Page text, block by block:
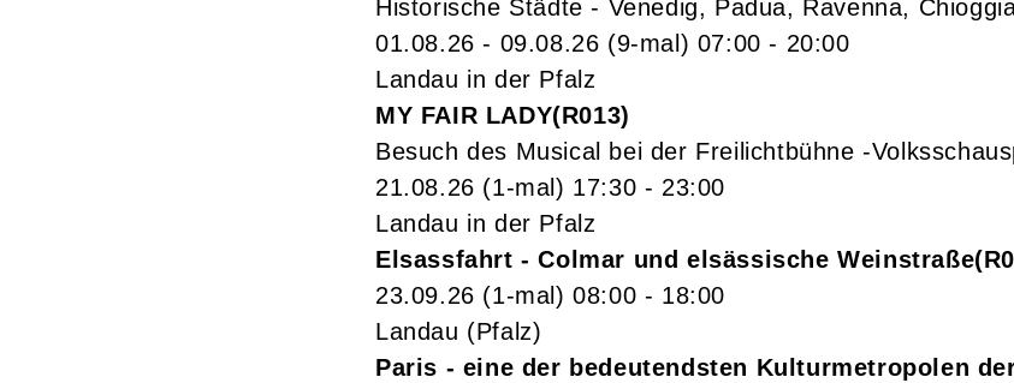
Historische Städte - Venedig, Padua, Ravenna,
01.08.26 - 09.08.26 (9-mal) 07:00 - 20:00
Landau in der Pfalz
MY FAIR LADY R013
Besuch des Musical bei der Freilichtbühne -
21.08.26 (1-mal) 17:30 - 23:00
Landau in der Pfalz
Elsassfahrt - Colmar und elsässische Weinstraße
23.09.26 (1-mal)08:00 - 18:00
Landau (Pfalz)
Paris - eine der bedeutendsten Kulturmetropolen